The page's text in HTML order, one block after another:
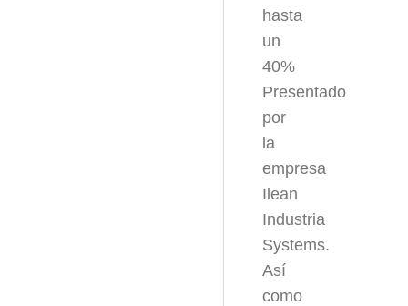
hasta
un
40%
Presentado
por
la
empresa
Ilean
Industria
Systems.
Así
como